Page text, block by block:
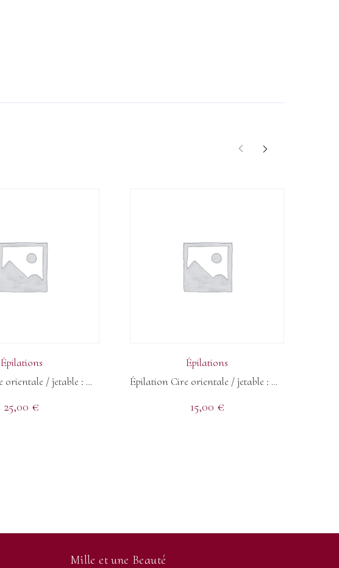
Épilations
Épilation Cire orientale / jetable : Visage + épilation sourcils + teinture
25,00 €
Épilations
Épilation Cire orientale / jetable : Dos Femmes
15,00 €
Mille et une Beauté